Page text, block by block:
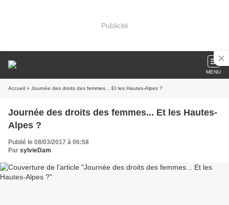
Publicité
MENU
Accueil » Journée des droits des femmes... Et les Hautes-Alpes ?
Journée des droits des femmes... Et les Hautes-
Alpes ?
Publié le 08/03/2017 à 06:58
Par sylvieDam